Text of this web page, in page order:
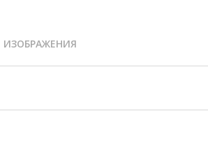
ИЗОБРАЖЕНИЯ